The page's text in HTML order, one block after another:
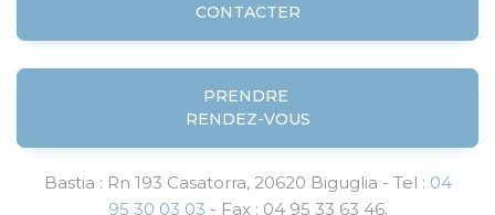
CONTACTER
PRENDRE
RENDEZ-VOUS
Bastia : Rn 193 Casatorra, 20620 Biguglia - Tel : 04
95 30 03 03 - Fax : 04 95 33 63 46.